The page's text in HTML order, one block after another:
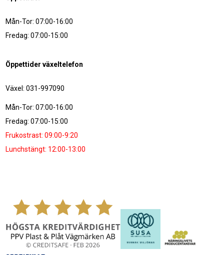
Mån-Tor: 07:00-16:00
Fredag: 07:00-15:00
Öppettider växeltelefon
Växel: 031-997090
Mån-Tor: 07:00-16:00
Fredag: 07:00-15:00
Frukostrast: 09:00-9:20
Lunchstängt: 12:00-13:00